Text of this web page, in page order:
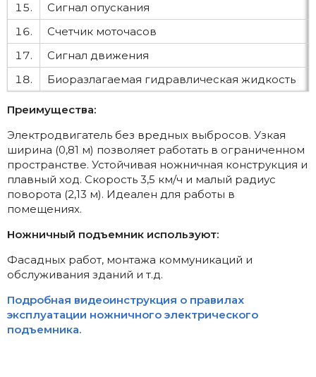
15.
Сигнал опускания
16.
Счетчик моточасов
17.
Сигнал движения
18.
Биоразлагаемая гидравлическая жидкость
Преимущества:
Электродвигатель без вредных выбросов. Узкая
ширина (0,81 м) позволяет работать в ограниченном
пространстве. Устойчивая ножничная конструкция и
плавный ход. Скорость 3,5 км/ч и малый радиус
поворота (2,13 м). Идеален для работы в
помещениях.
Ножничный подъемник используют:
Фасадных работ, монтажа коммуникаций и
обслуживания зданий и т.д.
Подробная видеоинструкция о правилах
эксплуатации ножничного электрического
подъемника.